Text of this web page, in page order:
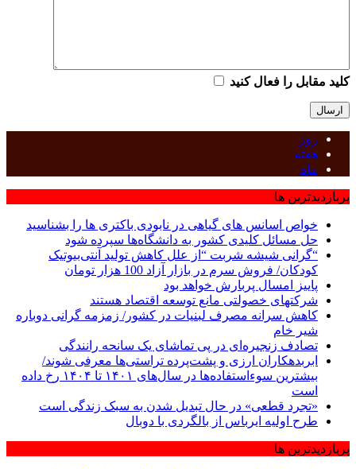
کلید مقابل را فعال کنید
روز
هفته
ماه
پربازدیدترین ها
خواص اسانس های گیاهی در نابودی باکتری ها را بشناسید
حل مسائل کلیدی کشور به دانشگاه‌ها سپرده شود
“گرانی شیشه شربت “از علل کاهش تولید آنتی‌بیوتیک
کودکان/ فروش سرم در بازار آزاد 100 هزار تومان
پاییز امسال پربارش خواهد بود
شرکتهای خصولتی مانع توسعه اقتصاد هستند
کاهش سرانه مصرف لبنیات در کشور/ زمزمه گرانی دوباره
شیر خام
تصادف زنجیره‌ای در پی تماشای یک سانحه رانندگی
ابربدهکاران ارزی و پشت‌پرده تراستی‌ها معرفی شوند/
بیشترین سوءاستفاده‌ها در سال‌های ۱۴۰۱ تا ۱۴۰۴ رخ داده
است
«تجرد قطعی» در حال تبدیل شدن به سبک زندگی است
طرح اولیه ایرباس از بالگردی با دوبال
پربازدیدترین ها